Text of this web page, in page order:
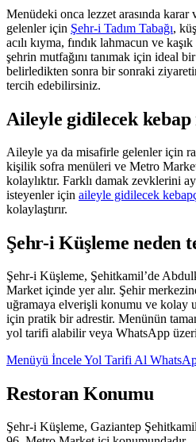
Menüdeki onca lezzet arasında
gelenler için Şehr-i Tadım Tabağı,
acılı kıyma, fındık lahmacun ve
şehrin mutfağını tanımak için ideal
belirledikten sonra bir sonraki
tercih edebilirsiniz.
Aileyle gidilecek kebap
Aileyle ya da misafirle gelenler için
kişilik sofra menüleri ve Metro
kolaylıktır. Farklı damak zevklerini
isteyenler için aileyle gidilecek
kolaylaştırır.
Şehr-i Küşleme neden
Şehr-i Küşleme, Şehitkamil’de
Market içinde yer alır. Şehir
uğramaya elverişli konumu ve kolay
için pratik bir adrestir. Menünün
yol tarifi alabilir veya WhatsApp
Menüyü İnceleYol Tarifi Al
Restoran Konumu
Şehr-i Küşleme, Gaziantep